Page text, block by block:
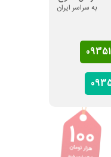
به سراسر ایران